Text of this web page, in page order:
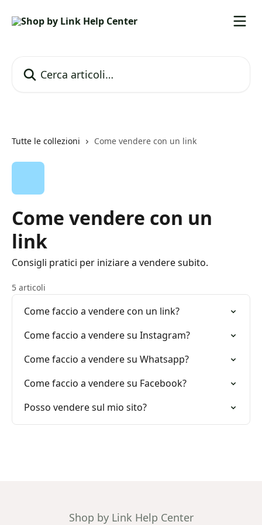
Tutte le collezioni Come vendere con un link
Come vendere con un
link
Consigli pratici per iniziare a vendere subito.
5 articoli
Come faccio a vendere con un link?
Come faccio a vendere su Instagram?
Come faccio a vendere su Whatsapp?
Come faccio a vendere su Facebook?
Posso vendere sul mio sito?
Shop by Link Help Center